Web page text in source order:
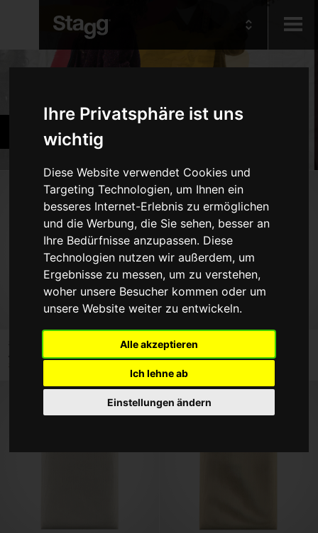
Ihre Privatsphäre ist uns
wichtig
Diese Website verwendet Cookies und
Targeting Technologien, um Ihnen ein
besseres Internet-Erlebnis zu ermöglichen
und die Werbung, die Sie sehen, besser an
Ihre Bedürfnisse anzupassen. Diese
Technologien nutzen wir außerdem, um
Ergebnisse zu messen, um zu verstehen,
woher unsere Besucher kommen oder um
unsere Website weiter zu entwickeln.
Alle akzeptieren
Ich lehne ab
Einstellungen ändern
Audio &
Bands und Orchester
Produkte
Holzblasinstrumente
Blechblasinstrumente
Diverse Blasinstrumente
Saiteninstrumente
Klavierbänke und -Hocker
Zubehör
Taschen und Cases
Klavierhocker
Sitzpolster für PB39/PB45 -
Abm. (52 x 29) cm
Sitzpolster für PB39/PB45 -